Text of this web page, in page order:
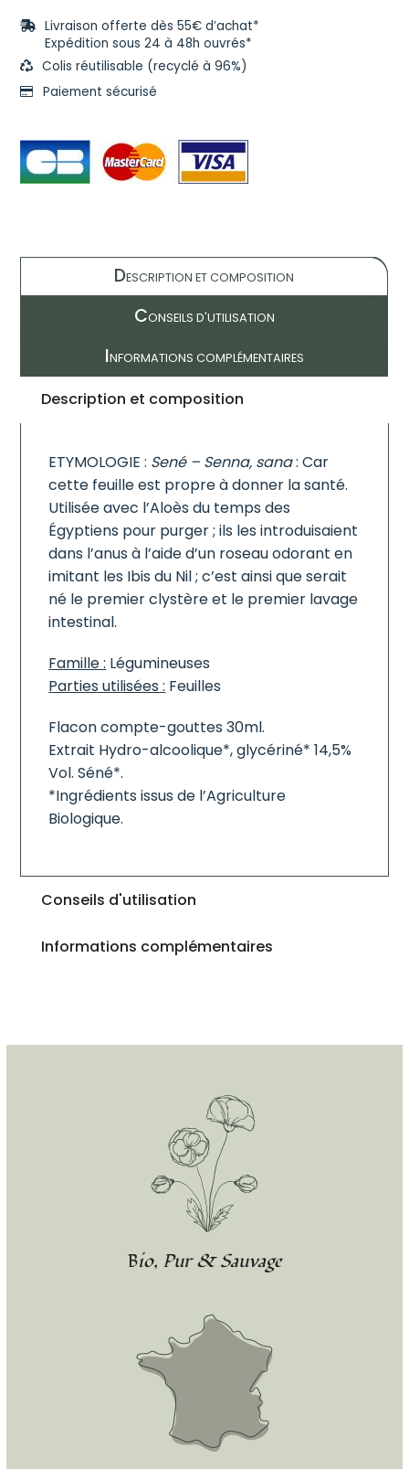
Livraison offerte dès 55€ d’achat*
Expédition sous 24 à 48h ouvrés*
Colis réutilisable (recyclé à 96%)
Paiement sécurisé
DESCRIPTION ET COMPOSITION
CONSEILS D'UTILISATION
INFORMATIONS COMPLÉMENTAIRES
Description et composition
ETYMOLOGIE : Sené – Senna, sana: Car
cette feuille est propre à donner la santé.
Utilisée avec l’Aloès du temps des
Égyptiens pour purger ; ils les introduisaient
dans l’anus à l’aide d’un roseau odorant en
imitant les Ibis du Nil ; c’est ainsi que serait
né le premier clystère et le premier lavage
intestinal.
Famille : Légumineuses
Parties utilisées : Feuilles
Flacon compte-gouttes 30ml.
Extrait Hydro-alcoolique*, glycériné* 14,5%
Vol. Séné*.
*Ingrédients issus de l’Agriculture
Biologique.
Conseils d'utilisation
Informations complémentaires
Bio, Pur & Sauvage